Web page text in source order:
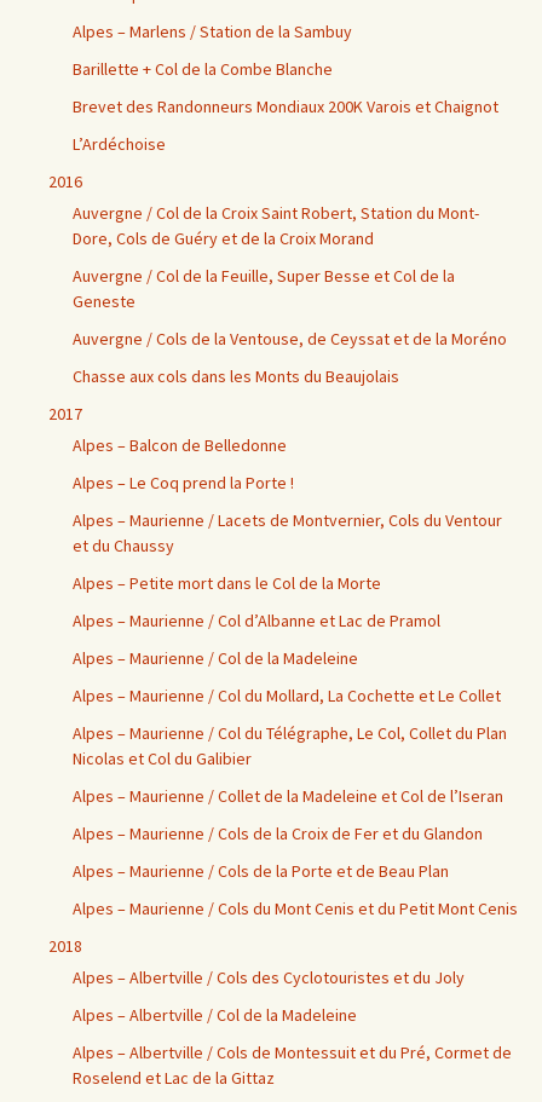
Alpes – Marlens / Station de la Sambuy
Barillette + Col de la Combe Blanche
Brevet des Randonneurs Mondiaux 200K Varois et Chaignot
L’Ardéchoise
2016
Auvergne / Col de la Croix Saint Robert, Station du Mont-
Dore, Cols de Guéry et de la Croix Morand
Auvergne / Col de la Feuille, Super Besse et Col de la
Geneste
Auvergne / Cols de la Ventouse, de Ceyssat et de la Moréno
Chasse aux cols dans les Monts du Beaujolais
2017
Alpes – Balcon de Belledonne
Alpes – Le Coq prend la Porte !
Alpes – Maurienne / Lacets de Montvernier, Cols du Ventour
et du Chaussy
Alpes – Petite mort dans le Col de la Morte
Alpes – Maurienne / Col d’Albanne et Lac de Pramol
Alpes – Maurienne / Col de la Madeleine
Alpes – Maurienne / Col du Mollard, La Cochette et Le Collet
Alpes – Maurienne / Col du Télégraphe, Le Col, Collet du Plan
Nicolas et Col du Galibier
Alpes – Maurienne / Collet de la Madeleine et Col de l’Iseran
Alpes – Maurienne / Cols de la Croix de Fer et du Glandon
Alpes – Maurienne / Cols de la Porte et de Beau Plan
Alpes – Maurienne / Cols du Mont Cenis et du Petit Mont Cenis
2018
Alpes – Albertville / Cols des Cyclotouristes et du Joly
Alpes – Albertville / Col de la Madeleine
Alpes – Albertville / Cols de Montessuit et du Pré, Cormet de
Roselend et Lac de la Gittaz